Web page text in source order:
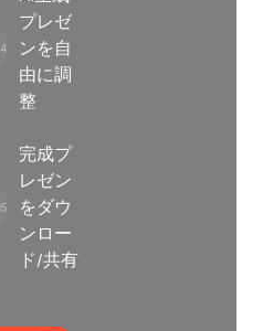
プレゼ
ンを自
由に調
整
完成プ
レゼン
をダウ
ンロー
ド/共有